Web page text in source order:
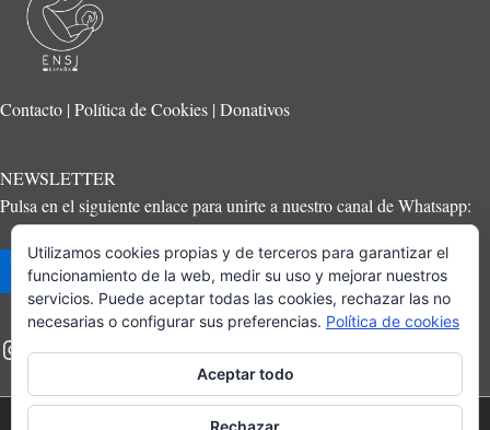
Contacto | Política de Cookies | Donativos
NEWSLETTER
Pulsa en el siguiente enlace para unirte a nuestro canal de Whatsapp:
Suscríbete
Utilizamos cookies propias y de terceros para garantizar el
funcionamiento de la web, medir su uso y mejorar nuestros
servicios. Puede aceptar todas las cookies, rechazar las no
necesarias o configurar sus preferencias. Política de cookies
Aceptar todo
Rechazar